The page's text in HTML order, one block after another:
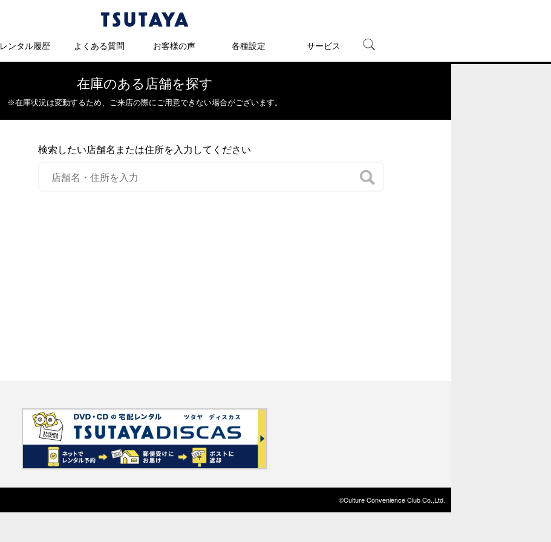
レンタル履歴 よくある質問 お客様の声 各種設定 サービス
在庫のある店舗を探す
※在庫状況は変動するため、 ご来店の際にご用意できない場合がございます。
検索したい店舗名または住所を入力してください
©Culture Convenience Club Co.,Ltd.